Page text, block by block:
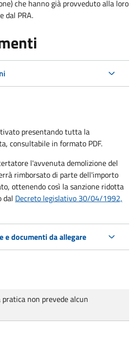
che hanno già provveduto alla loro
dal PRA.
presentando tutta la
consultabile in formato PDF.
l'avvenuta demolizione del
rimborsato di parte dell'importo
ottenendo così la sanzione ridotta
dal Decreto legislativo 30/04/1992,
e documenti da allegare
non prevede alcun